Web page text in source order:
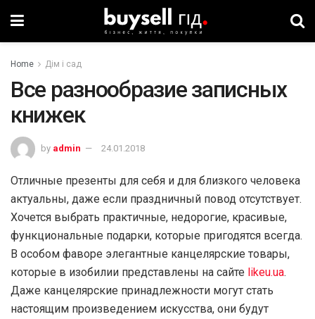
Home Дім і сад
Все разнообразие записных
книжек
by admin 24.01.2018
Отличные презенты для себя и для близкого человека
актуальны, даже если праздничный повод отсутствует.
Хочется выбрать практичные, недорогие, красивые,
функциональные подарки, которые пригодятся всегда.
В особом фаворе элегантные канцелярские товары,
которые в изобилии представлены на сайте likeu.ua.
Даже канцелярские принадлежности могут стать
настоящим произведением искусства, они будут